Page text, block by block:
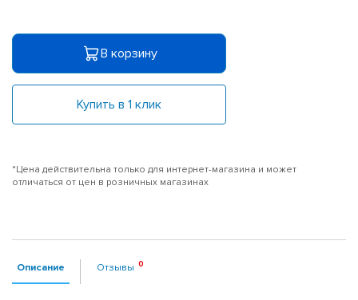
В корзину
Купить в 1 клик
*Цена действительна только для интернет-магазина и может
отличаться от цен в розничных магазинах
Описание Отзывы